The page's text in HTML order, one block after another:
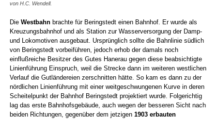
von H.C. Wendell.
Die Westbahn brachte für Beringstedt einen Bahnhof. Er wurde als
Kreuzungsbahnhof und als Station zur Wasserversorgung der Damp-
und Lokomotiven ausgebaut. Ursprünglich sollte die Bahnlinie südlich
von Beringstedt vorbeiführen, jedoch erhob der damals noch
einflußreiche Besitzer des Gutes Hanerau gegen diese beabsichtigte
Linienführung Einspruch, weil die Strecke dann im weiteren westlichen
Verlauf die Gutländereien zerschnitten hätte. So kam es dann zu der
nördlichen Linienführung mit einer weitgeschwungenen Kurve in deren
Scheitelpunkt der Bahnhof Beringstedt projektiert wurde. Folgerichtig
lag das erste Bahnhofsgebäude, auch wegen der besseren Sicht nach
beiden Richtungen, gegenüber dem jetzigen 1903 erbauten